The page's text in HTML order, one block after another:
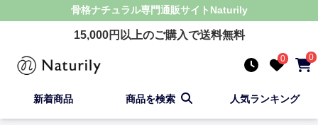
骨格ナチュラル専門通販サイト Naturily
15,000円以上のご購入で送料無料
0 0
新着商品 商品を検索 人気ランキング